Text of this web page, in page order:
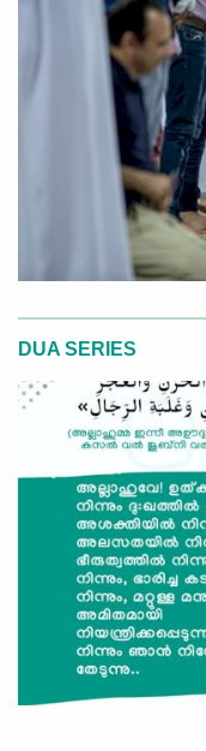
DUA SERIES